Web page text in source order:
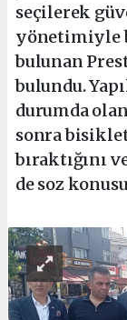
seçilerek
yönetimiyle
bulunan
bulundu.
durumda
sonra
bıraktığını
de soz